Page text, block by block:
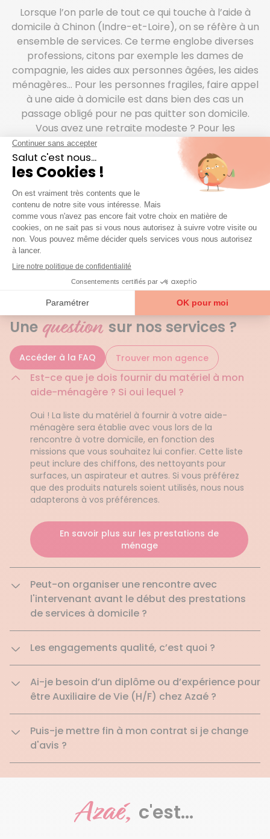
Lorsque l’on parle de tout ce qui touche à l’aide à
domicile à Chinon (Indre-et-Loire), on se réfère à un
ensemble de services. Ce terme englobe diverses
professions, citons par exemple les dames de
compagnie, les aides aux personnes âgées, les aides
ménagères… Pour les personnes fragiles, faire appel
à une aide à domicile est dans bien des cas un
passage obligé pour ne pas quitter son domicile.
Vous avez une retraite modeste ? Pour les
personnes âgées ou en situation de handicap,
différentes aides existent pour les services d’aide à
domicile. Quels que soient vos revenus, les
prestations Azaé entraînent un crédit d’impôt
représentant 50% des frais engagés. Et puis il y a le
recours au CESU préfinancé qui peut être cofinancé
par une société privée ou publique, un comité social
et économique, une mutuelle…
QUESTIONS FRÉQUENTES
Une question sur nos services ?
Accéder à la FAQ Trouver mon agence
Est-ce que je dois fournir du matériel à mon
aide-ménagère ? Si oui lequel ?
Oui ! La liste du matériel à fournir à votre aide-
ménagère sera établie avec vous lors de la
rencontre à votre domicile, en fonction des
missions que vous souhaitez lui confier. Cette liste
peut inclure des chiffons, des nettoyants pour
surfaces, un aspirateur et autres. Si vous préférez
que des produits naturels soient utilisés, nous nous
adapterons à vos préférences.
En savoir plus sur les prestations de
ménage
Peut-on organiser une rencontre avec
l'intervenant avant le début des prestations
de services à domicile ?
Les engagements qualité, c’est quoi ?
Ai-je besoin d’un diplôme ou d’expérience pour
être Auxiliaire de Vie (H/F) chez Azaé ?
Puis-je mettre fin à mon contrat si je change
d'avis ?
Azaé, c'est...